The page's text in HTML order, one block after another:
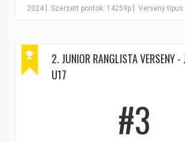
2024 Szerzett pontok: 14259p Verseny
2. JUNIOR RANGLISTA VERSENY -
U17
#3